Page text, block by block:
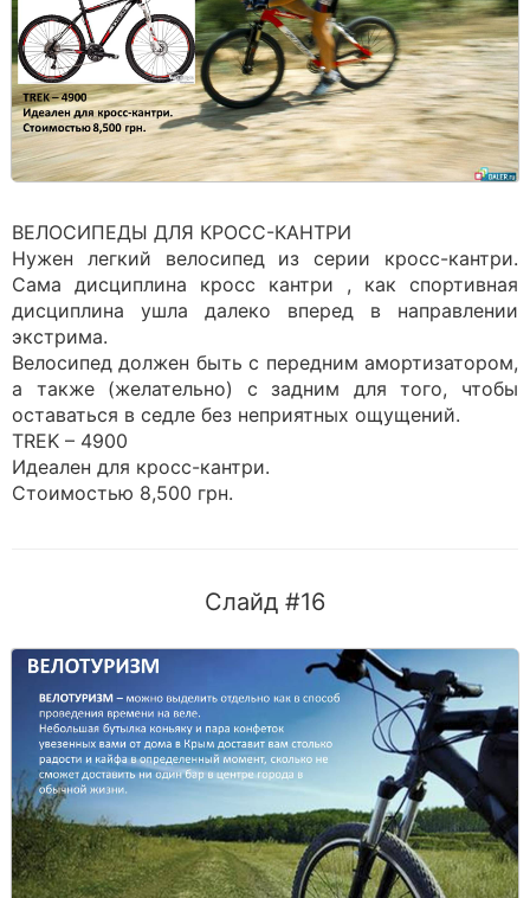
ВЕЛОСИПЕДЫ ДЛЯ КРОСС-КАНТРИ
Нужен легкий велосипед из серии кросс-кантри.
Сама дисциплина кросс кантри , как спортивная
дисциплина ушла далеко вперед в направлении
экстрима.
Велосипед должен быть с передним амортизатором,
а также (желательно) с задним для того, чтобы
оставаться в седле без неприятных ощущений.
TREK – 4900
Идеален для кросс-кантри.
Стоимостью 8,500 грн.
Слайд #16